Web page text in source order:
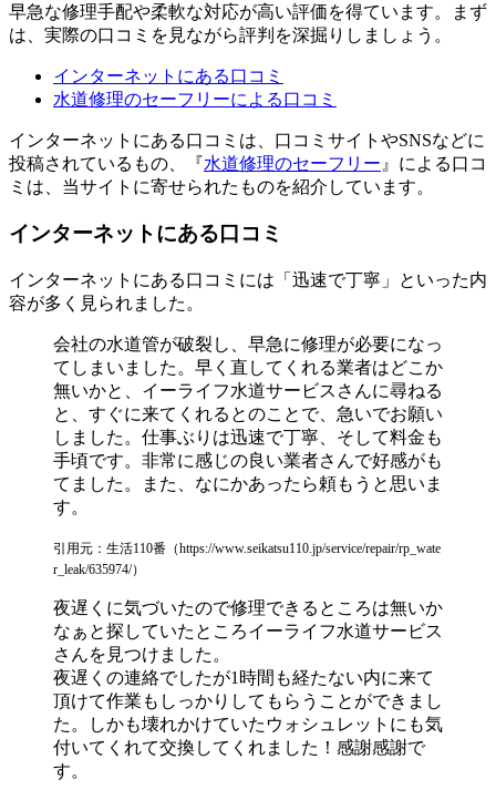
早急な修理手配や柔軟な対応が高い評価を得ています。まず
は、実際の口コミを見ながら評判を深掘りしましょう。
インターネットにある口コミ
水道修理のセーフリーによる口コミ
インターネットにある口コミは、口コミサイトやSNSなどに
投稿されているもの、『水道修理のセーフリー 』による口コ
ミは、当サイトに寄せられたものを紹介しています。
インターネットにある口コミ
インターネットにある口コミには「迅速で丁寧」といった内
容が多く見られました。
会社の水道管が破裂し、早急に修理が必要になっ
てしまいました。早く直してくれる業者はどこか
無いかと、イーライフ水道サービスさんに尋ねる
と、すぐに来てくれるとのことで、急いでお願い
しました。仕事ぶりは迅速で丁寧、そして料金も
手頃です。非常に感じの良い業者さんで好感がも
てました。また、なにかあったら頼もうと思いま
す。
引用元：生活110番（https://www.seikatsu110.jp/service/repair/rp_wate
r_leak/635974/）
夜遅くに気づいたので修理できるところは無いか
なぁと探していたところイーライフ水道サービス
さんを見つけました。
夜遅くの連絡でしたが1時間も経たない内に来て
頂けて作業もしっかりしてもらうことができまし
た。しかも壊れかけていたウォシュレットにも気
付いてくれて交換してくれました！感謝感謝で
す。